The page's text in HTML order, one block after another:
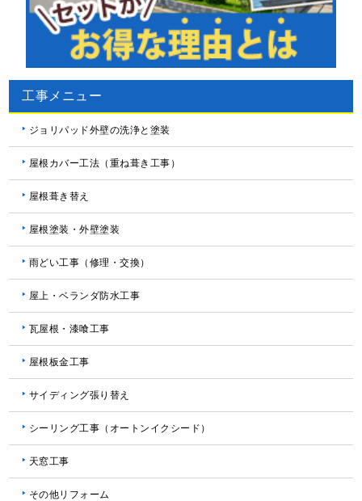
工事メニュー
ジョリパッド外壁の洗浄と塗装
屋根カバー工法（重ね葺き工事）
屋根葺き替え
屋根塗装・外壁塗装
雨どい工事（修理・交換）
屋上・ベランダ防水工事
瓦屋根・漆喰工事
屋根板金工事
サイディング張り替え
シーリング工事（オートンイクシード）
天窓工事
その他リフォーム